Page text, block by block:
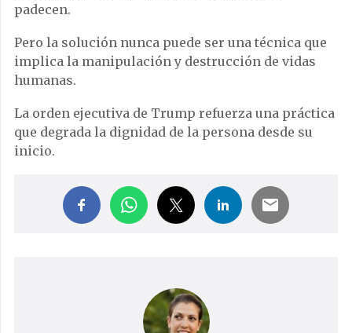
padecen.
Pero la solución nunca puede ser una técnica que
implica la manipulación y destrucción de vidas
humanas.
La orden ejecutiva de Trump refuerza una práctica
que degrada la dignidad de la persona desde su
inicio.